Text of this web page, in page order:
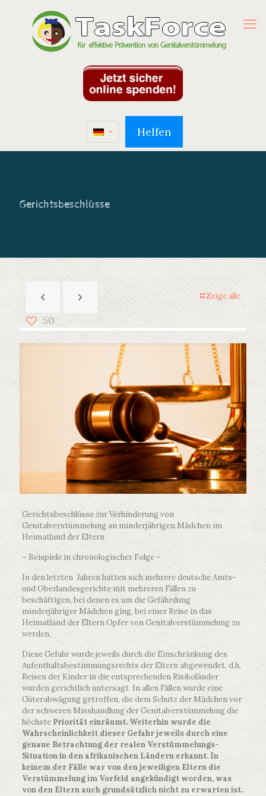
Helfen
Gerichtsbeschlüsse
Zeige alle
50
Gerichtsbeschlüsse zur Verhinderung von
Genitalverstümmelung an minderjährigen Mädchen im
Heimatland der Eltern
– Beispiele in chronologischer Folge –
In den letzten Jahren hatten sich mehrere deutsche Amts-
und Oberlandesgerichte mit mehreren Fällen zu
beschäftigen, bei denen es um die Gefährdung
minderjähriger Mädchen ging, bei einer Reise in das
Heimatland der Eltern Opfer von Genitalverstümmelung zu
werden.
Diese Gefahr wurde jeweils durch die Einschränkung des
Aufenthaltsbestimmungsrechts der Eltern abgewendet, d.h.
Reisen der Kinder in die entsprechenden Risikoländer
wurden gerichtlich untersagt. In allen Fällen wurde eine
Güterabwägung getroffen, die dem Schutz der Mädchen vor
der schweren Misshandlung der Genitalverstümmelung die
höchstePriorität einräumt. Weiterhin wurde die
Wahrscheinlichkeit dieser Gefahr jeweils durch eine
genaue Betrachtung der realen Verstümmelungs-
Situation in den afrikanischen Ländern erkannt. In
keinem der Fälle war von den jeweiligen Eltern die
Verstümmelung im Vorfeld angekündigt worden, was
von den Eltern auch grundsätzlich nicht zu erwarten ist.